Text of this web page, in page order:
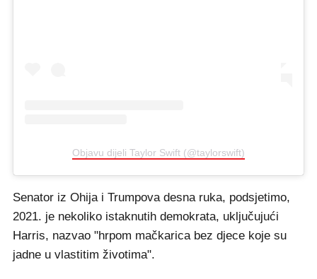
Objavu dijeli Taylor Swift (@taylorswift)
Senator iz Ohija i Trumpova desna ruka, podsjetimo,
2021. je nekoliko istaknutih demokrata, uključujući
Harris, nazvao "hrpom mačkarica bez djece koje su
jadne u vlastitim životima".